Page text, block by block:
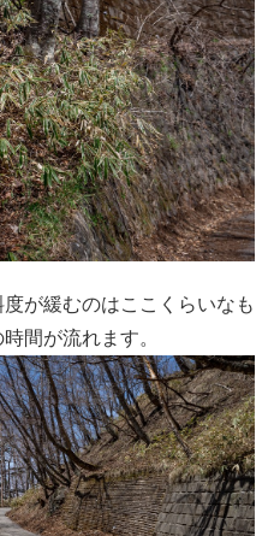
が緩むのはここくらいなも
間が流れます。